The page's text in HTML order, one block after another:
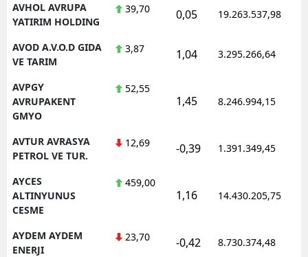
AVHOL AVRUPA
YATIRIM HOLDING
39,70 0,05 19.263.537,98
AVOD A.V.O.D GIDA
VE TARIM
3,87 1,04 3.295.266,64
AVPGY
AVRUPAKENT
GMYO
52,55
1,45 8.246.994,15
AVTUR AVRASYA
PETROL VE TUR.
12,69 -0,39 1.391.349,45
AYCES
ALTINYUNUS
CESME
459,00
1,16 14.430.205,75
AYDEM AYDEM
ENERJI
23,70 -0,42 8.730.374,48